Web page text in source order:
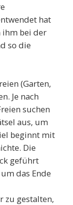
hat
ihm bei der
so die
(Garten,
Je nach
suchen
aus, um
beginnt mit
Die
geführt
das Ende
zu gestalten,